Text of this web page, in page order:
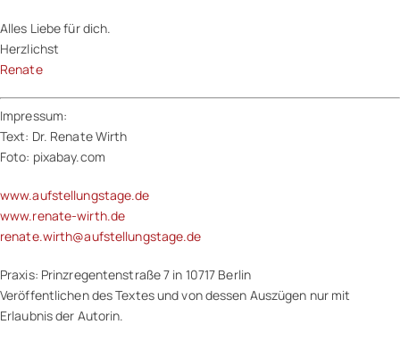
Alles Liebe für dich.
Herzlichst
Renate
Impressum:
Text: Dr. Renate Wirth
Foto: pixabay.com
www.aufstellungstage.de
www.renate-wirth.de
renate.wirth@aufstellungstage.de
Praxis: Prinzregentenstraße 7 in 10717 Berlin
Veröffentlichen des Textes und von dessen Auszügen nur mit
Erlaubnis der Autorin.